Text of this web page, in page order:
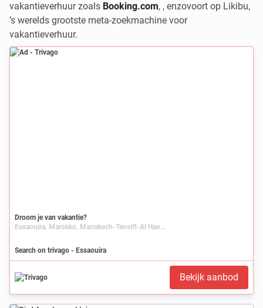
vakantieverhuur zoals Booking.com, , enzovoort op Likibu,
’s werelds grootste meta-zoekmachine voor
vakantieverhuur.
Ad
Droom je van vakantie?
Essaouira, Marokko, Marrakech-Tensift-Al Haouz
Search on trivago - Essaouira
Bekijk aanbod